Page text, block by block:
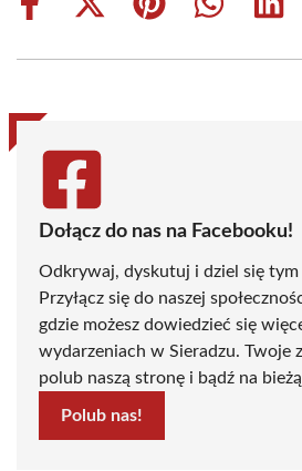
Share
Share
(Twitter)
Share
Share
Share
Dołącz do nas na Facebooku!
Odkrywaj, dyskutuj i dziel się tym
Przyłącz się do naszej
gdzie możesz dowiedzieć się
wydarzeniach w Sieradzu. Twoje
polub naszą stronę i bądź na
Polub nas!